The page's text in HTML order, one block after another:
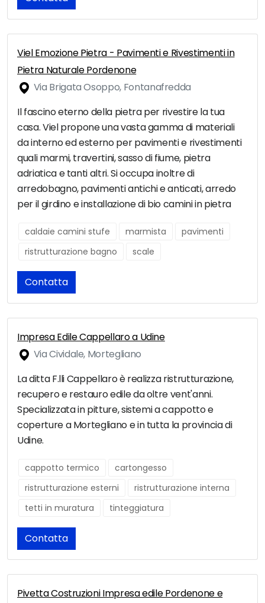
Viel Emozione Pietra - Pavimenti e Rivestimenti in
Pietra Naturale Pordenone
Via Brigata Osoppo, Fontanafredda
Il fascino eterno della pietra per rivestire la tua
casa. Viel propone una vasta gamma di materiali
da interno ed esterno per pavimenti e rivestimenti
quali marmi, travertini, sasso di fiume, pietra
adriatica e tanti altri. Si occupa inoltre di
arredobagno, pavimenti antichi e anticati, arredo
per il girdino e installazione di bio camini in pietra
caldaie camini stufe marmista
pavimenti
ristrutturazione bagno
scale
Contatta
Impresa Edile Cappellaro a Udine
Via Cividale, Mortegliano
La ditta F.lli Cappellaro è realizza ristrutturazione,
recupero e restauro edile da oltre vent'anni.
Specializzata in pitture, sistemi a cappotto e
coperture a Mortegliano e in tutta la provincia di
Udine.
cappotto termico
cartongesso
ristrutturazione esterni
ristrutturazione interna
tetti in muratura
tinteggiatura
Contatta
Pivetta Costruzioni Impresa edile Pordenone e